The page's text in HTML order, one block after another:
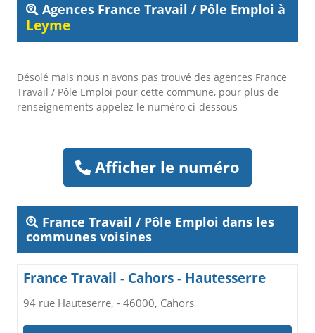
Agences France Travail / Pôle Emploi à
Leyme
Désolé mais nous n'avons pas trouvé des agences France
Travail / Pôle Emploi pour cette commune, pour plus de
renseignements appelez le numéro ci-dessous
Afficher le numéro
France Travail / Pôle Emploi dans les
communes voisines
France Travail - Cahors - Hautesserre
94 rue Hauteserre, - 46000, Cahors